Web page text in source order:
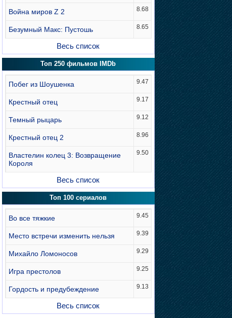
Война миров Z 2 8.68
Безумный Макс: Пустошь 8.65
Весь список
Топ 250 фильмов IMDb
Побег из Шоушенка 9.47
Крестный отец 9.17
Темный рыцарь 9.12
Крестный отец 2 8.96
Властелин колец 3: Возвращение
Короля
9.50
Весь список
Топ 100 сериалов
Во все тяжкие 9.45
Место встречи изменить нельзя 9.39
Михайло Ломоносов 9.29
Игра престолов 9.25
Гордость и предубеждение 9.13
Весь список